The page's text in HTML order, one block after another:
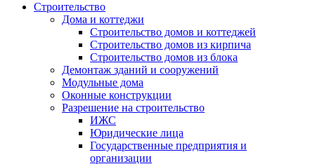
Строительство
Дома и коттеджи
Строительство домов и коттеджей
Строительство домов из кирпича
Строительство домов из блока
Демонтаж зданий и сооружений
Модульные дома
Оконные конструкции
Разрешение на строительство
ИЖС
Юридические лица
Государственные предприятия и
организации